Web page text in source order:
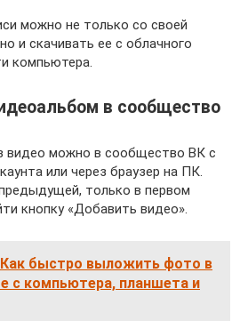
можно не только со своей
и скачивать ее с облачного
компьютера.
в сообщество
видео можно в сообщество ВК с
или через браузер на ПК.
только в первом
кнопку «Добавить видео».
Как быстро выложить фото в
с компьютера, планшета и